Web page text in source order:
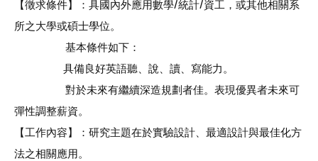
【徵求條件】：具國內外應用數學/統計/資工，或其他相關系
所之大學或碩士學位。
基本條件如下：
具備良好英語聽、說、讀、寫能力。
對於未來有繼續深造規劃者佳。表現優異者未來可
彈性調整薪資。
【工作內容】：研究主題在於實驗設計、最適設計與最佳化方
法之相關應用。